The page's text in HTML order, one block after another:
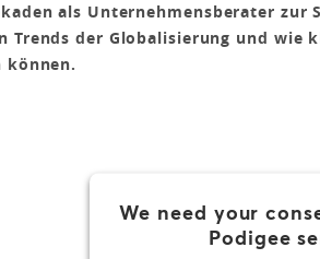
als Unternehmensberater
Trends der Globalisierung und wie
We need your
Podigee